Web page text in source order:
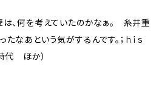
は、何を考えていたのかなぁ。 糸井重
なあという気がするんです。；ｈｉｓ
代 ほか）